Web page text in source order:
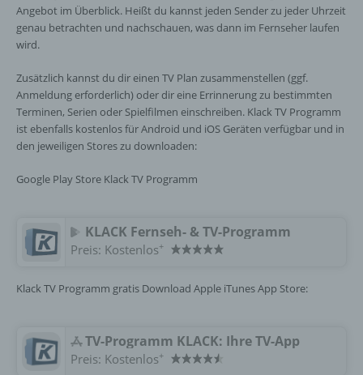
Angebot im Überblick. Heißt du kannst jeden Sender zu jeder Uhrzeit
genau betrachten und nachschauen, was dann im Fernseher laufen
wird.
Zusätzlich kannst du dir einen TV Plan zusammenstellen (ggf.
Anmeldung erforderlich) oder dir eine Errinnerung zu bestimmten
Terminen, Serien oder Spielfilmen einschreiben. Klack TV Programm
ist ebenfalls kostenlos für Android und iOS Geräten verfügbar und in
den jeweiligen Stores zu downloaden:
Google Play Store Klack TV Programm
KLACK Fernseh- & TV-Programm
Preis: Kostenlos+
Klack TV Programm gratis Download Apple iTunes App Store:
TV-Programm KLACK: Ihre TV-App
Preis: Kostenlos+
Empfänger ist eine natürliche oder juristische
Person, Behörde, Einrichtung oder andere
Stelle, der personenbezogene Daten
offengelegt werden, unabhängig davon, ob
es sich bei ihr um einen Dritten handelt oder
bestimmten Untersuchungsauftrags nach
personenbezogene Daten erhalten, gelten
jedoch nicht als Empfänger.
j) Dritter
Dritter ist eine natürliche oder juristische
Person, Behörde, Einrichtung oder andere
Stelle außer der betroffenen Person, dem